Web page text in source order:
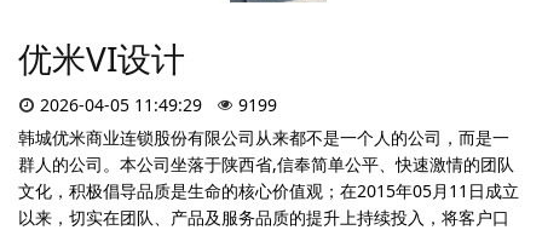
优米VI设计
2026-04-05 11:49:29
9199
韩城优米商业连锁股份有限公司从来都不是一个人的公司，而是一
群人的公司。本公司坐落于陕西省,信奉简单公平、快速激情的团队
文化，积极倡导品质是生命的核心价值观；在2015年05月11日成立
以来，切实在团队、产品及服务品质的提升上持续投入，将客户口